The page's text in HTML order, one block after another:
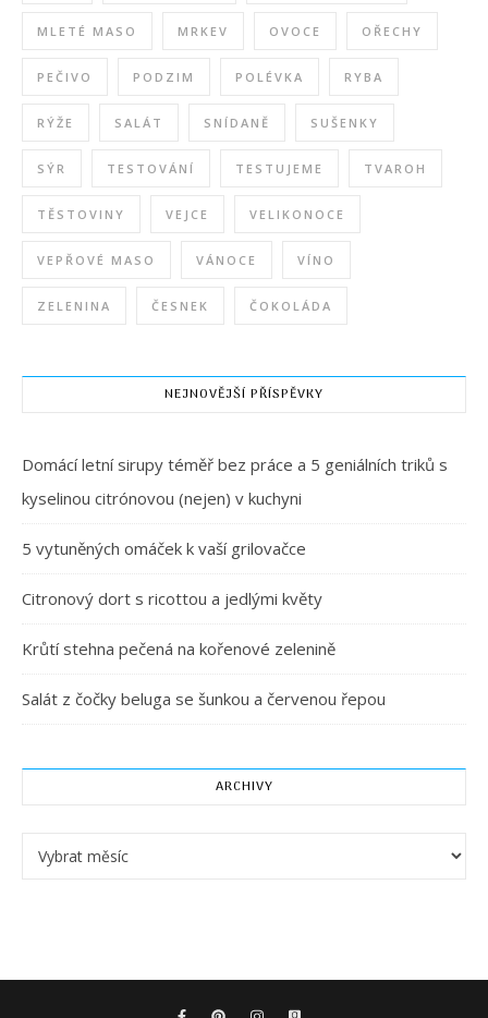
MLETÉ MASO MRKEV OVOCE OŘECHY
PEČIVO PODZIM POLÉVKA RYBA
RÝŽE SALÁT SNÍDANĚ SUŠENKY
SÝR TESTOVÁNÍ TESTUJEME TVAROH
TĚSTOVINY VEJCE VELIKONOCE
VEPŘOVÉ MASO VÁNOCE VÍNO
ZELENINA ČESNEK ČOKOLÁDA
NEJNOVĚJŠÍ PŘÍSPĚVKY
Domácí letní sirupy téměř bez práce a 5 geniálních triků s
kyselinou citrónovou (nejen) v kuchyni
5 vytuněných omáček k vaší grilovačce
Citronový dort s ricottou a jedlými květy
Krůtí stehna pečená na kořenové zelenině
Salát z čočky beluga se šunkou a červenou řepou
ARCHIVY